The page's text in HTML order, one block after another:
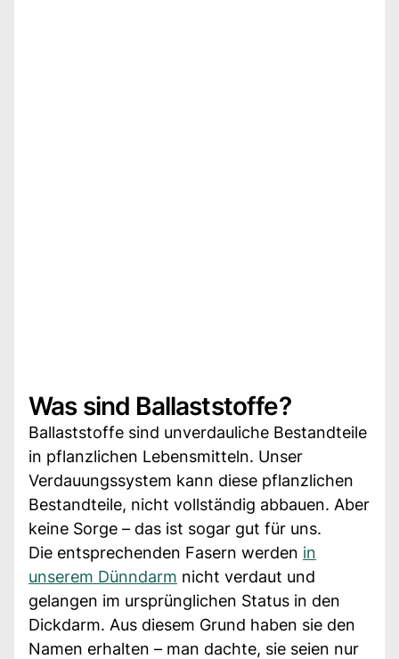
Was sind Ballaststoffe?
Ballaststoffe sind unverdauliche Bestandteile
in pflanzlichen Lebensmitteln. Unser
Verdauungssystem kann diese pflanzlichen
Bestandteile, nicht vollständig abbauen. Aber
keine Sorge – das ist sogar gut für uns.
Die entsprechenden Fasern werden in
unserem Dünndarm nicht verdaut und
gelangen im ursprünglichen Status in den
Dickdarm. Aus diesem Grund haben sie den
Namen erhalten – man dachte, sie seien nur